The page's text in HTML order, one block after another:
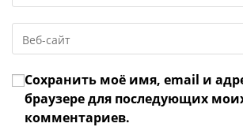
чтобы
прокомментировать
адрес,
чтобы
URL
веб-
сайта
(необязательно)
Сохранить моё имя, email и
браузере для последующих
комментариев.